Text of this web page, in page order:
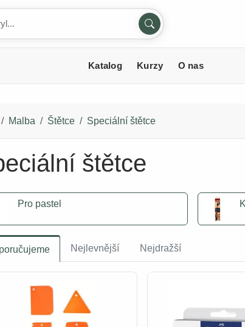
Katalog Kurzy O nas
Malba Štětce Speciální štětce
štětce
Pro pastel
Nejlevnější Nejdražší